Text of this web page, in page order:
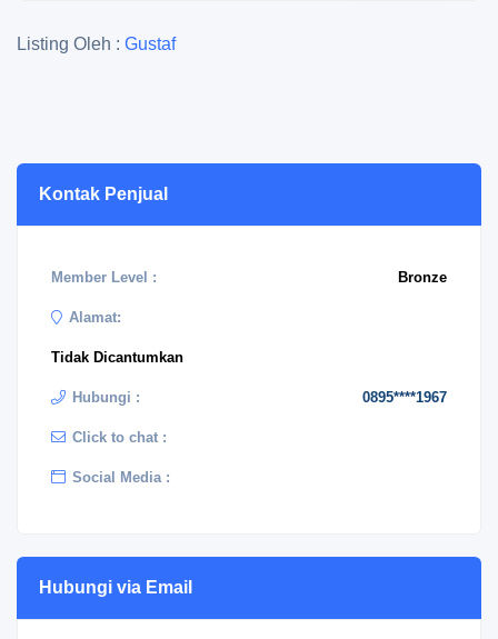
Listing Oleh : Gustaf
Kontak Penjual
Member Level : Bronze
Alamat:
Tidak Dicantumkan
Hubungi : 0895****1967
Click to chat :
Social Media :
Hubungi via Email